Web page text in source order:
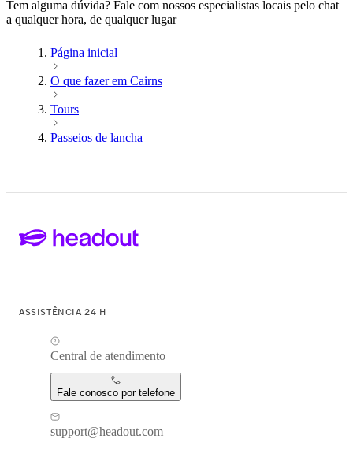
Tem alguma dúvida? Fale com nossos especialistas locais pelo chat
a qualquer hora, de qualquer lugar
Página inicial
O que fazer em Cairns
Tours
Passeios de lancha
ASSISTÊNCIA 24 H
Central de atendimento
Fale conosco por telefone
support@headout.com